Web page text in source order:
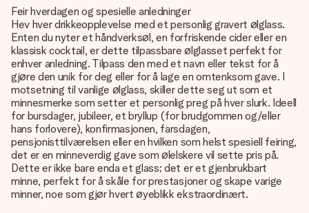
Feir hverdagen og spesielle anledninger
Hev hver drikkeopplevelse med et personlig gravert ølglass.
Enten du nyter et håndverksøl, en forfriskende cider eller en
klassisk cocktail, er dette tilpassbare ølglasset perfekt for
enhver anledning. Tilpass den med et navn eller tekst for å
gjøre den unik for deg eller for å lage en omtenksom gave. I
motsetning til vanlige ølglass, skiller dette seg ut som et
minnesmerke som setter et personlig preg på hver slurk. Ideell
for bursdager, jubileer, et bryllup (for brudgommen og/eller
hans forlovere), konfirmasjonen, farsdagen,
pensjonisttilværelsen eller en hvilken som helst spesiell feiring,
det er en minneverdig gave som ølelskere vil sette pris på.
Dette er ikke bare enda et glass; det er et gjenbrukbart
minne, perfekt for å skåle for prestasjoner og skape varige
minner, noe som gjør hvert øyeblikk ekstraordinært.